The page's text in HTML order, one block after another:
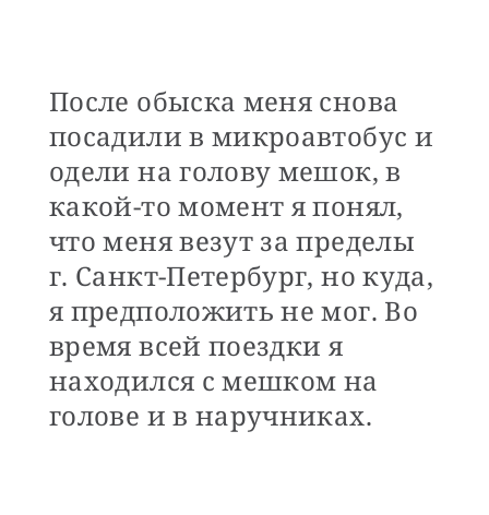
После обыска меня снова
посадили в микроавтобус и
одели на голову мешок, в
какой-то момент я понял,
что меня везут за пределы
г. Санкт-Петербург, но куда,
я предположить не мог. Во
время всей поездки я
находился с мешком на
голове и в наручниках.